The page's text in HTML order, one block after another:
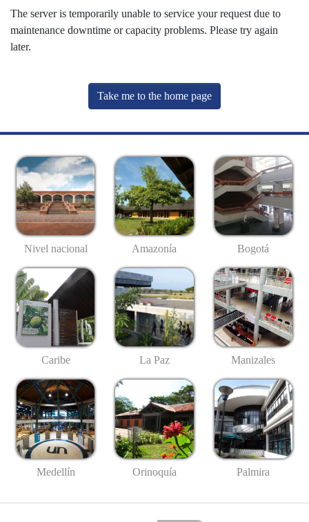
The server is temporarily unable to service your request due to
maintenance downtime or capacity problems. Please try again
later.
Take me to the home page
Nivel nacional Amazonía Bogotá
Caribe La Paz Manizales
Medellín Orinoquía Palmira